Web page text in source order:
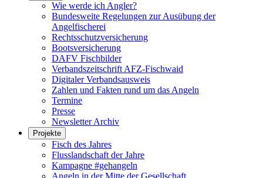
Wie werde ich Angler?
Bundesweite Regelungen zur Ausübung der
Angelfischerei
Rechtsschutzversicherung
Bootsversicherung
DAFV Fischbilder
Verbandszeitschrift AFZ-Fischwaid
Digitaler Verbandsausweis
Zahlen und Fakten rund um das Angeln
Termine
Presse
Newsletter Archiv
Projekte
Fisch des Jahres
Flusslandschaft der Jahre
Kampagne #gehangeln
Angeln in der Mitte der Gesellschaft